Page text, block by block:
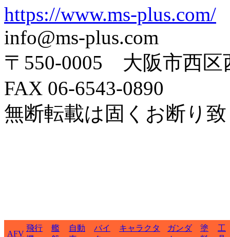
https://www.ms-plus.com/
info@ms-plus.com
〒550-0005 大阪市西
FAX 06-6543-0890
無断転載は固くお断り
AFV
飛行
艦
自動
バイ
キャラクタ
ガンダ
塗
工